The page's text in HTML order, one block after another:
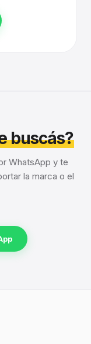
buscás?
WhatsApp y te
la marca o el